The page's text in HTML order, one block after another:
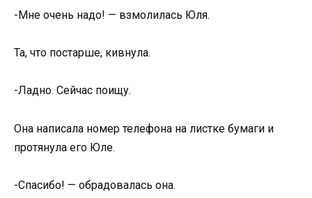
-Мне очень надо! — взмолилась Юля.
Та, что постарше, кивнула.
-Ладно. Сейчас поищу.
Она написала номер телефона на листке бумаги и
протянула его Юле.
-Спасибо! — обрадовалась она.